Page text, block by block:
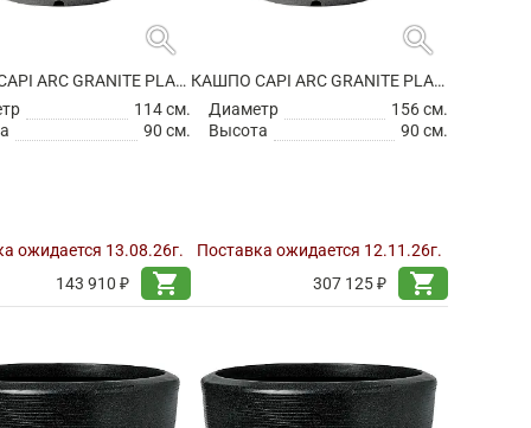
search
КАШПО CAPI ARC GRANITE PLANTER BALL ANTHRACITE
114 см.
90 см.
ожидается 13.08.26г.
143 910 ₽
shopping_cart
search
КАШПО CAPI ARC GRANITE PLANTER BALL ANTHRACITE
Диаметр
156 см.
Высота
90 см.
Поставка ожидается 12.11.26г.
307 125 ₽
shopping_cart